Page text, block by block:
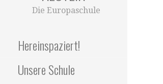
Die Europaschule
Hereinspaziert!
Unsere Schule